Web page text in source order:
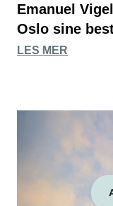
Emanuel
Oslo sine
LES MER